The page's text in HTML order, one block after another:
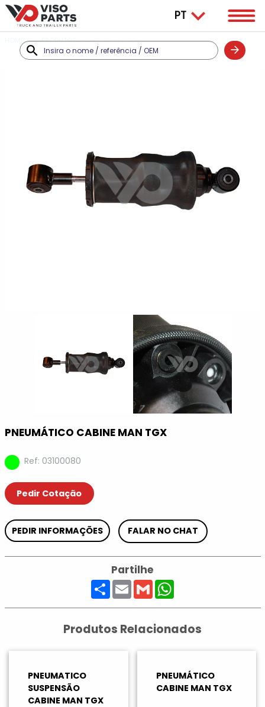
PRODUTOS PNEUMÁTICOS
PNEUMÁTICO CABINE MAN TGX
Ref: 03100080
Pedir Cotação
PEDIR INFORMAÇÕES FALAR NO CHAT
Partilhe
ShareEmailGmail
Produtos Relacionados
PNEUMATICO
SUSPENSÃO
CABINE MAN TGX
PNEUMÁTICO
CABINE MAN TGX